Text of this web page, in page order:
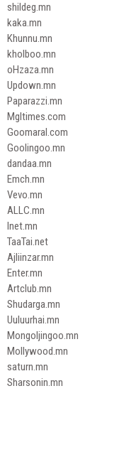
shildeg.mn
kaka.mn
Khunnu.mn
kholboo.mn
oHzaza.mn
Updown.mn
Paparazzi.mn
Mgltimes.com
Goomaral.com
Goolingoo.mn
dandaa.mn
Emch.mn
Vevo.mn
ALLC.mn
Inet.mn
TaaTai.net
Ajliinzar.mn
Enter.mn
Artclub.mn
Shudarga.mn
Uuluurhai.mn
Mongoljingoo.mn
Mollywood.mn
saturn.mn
Sharsonin.mn